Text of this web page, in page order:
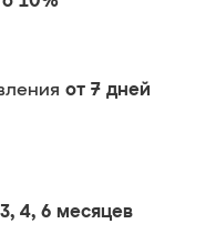
от 7 дней
4, 6 месяцев